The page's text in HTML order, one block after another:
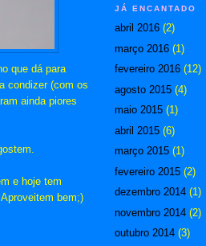
que dá para
condizer (com os
ainda piores
e hoje tem
bem;)
JÁ ENCANTADO
abril 2016 (2)
março 2016 (1)
fevereiro 2016 (12)
agosto 2015 (4)
maio 2015 (1)
abril 2015 (6)
março 2015 (1)
fevereiro 2015 (2)
dezembro 2014 (1)
novembro 2014 (2)
outubro 2014 (3)